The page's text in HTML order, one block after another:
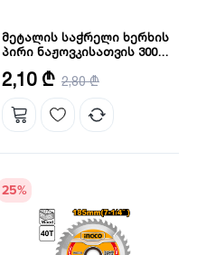
მეტალის საჭრელი ხერხის
პირი ნაჟოვკისათვის 300
სიგრძე: 300 მმ
კბილების რაოდენობა: 24 ც
2,10 ₾ 2,80 ₾
25%